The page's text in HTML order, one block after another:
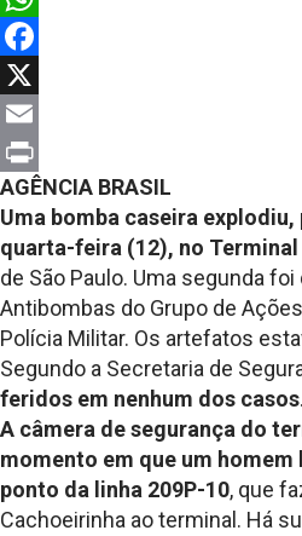
WhatsApp
Facebook
X
Email
Print
AGÊNCIA BRASIL
Uma bomba caseira
quarta-feira (12), no
de São Paulo. Uma segunda
Antibombas do Grupo de
Polícia Militar. Os artefatos
Segundo a Secretaria de
feridos em nenhum dos casos.
A câmera de segurança do
momento em que um homem
ponto da linha 209P-10, que
Cachoeirinha ao terminal. Há